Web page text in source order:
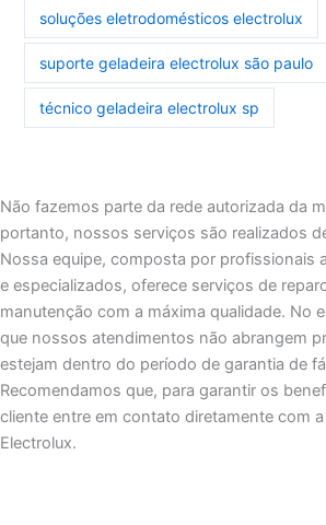
soluções eletrodomésticos electrolux
suporte geladeira electrolux são paulo
técnico geladeira electrolux sp
Não fazemos parte da rede autorizada da
portanto, nossos serviços são realizados
Nossa equipe, composta por profissionais
e especializados, oferece serviços de
manutenção com a máxima qualidade. No
que nossos atendimentos não abrangem
estejam dentro do período de garantia de
Recomendamos que, para garantir os
cliente entre em contato diretamente com
Electrolux.